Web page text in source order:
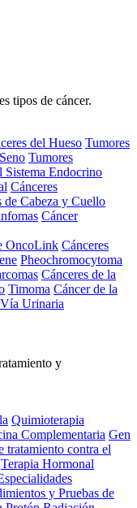
tipos de cáncer.
del Hueso Tumores
Tumores
Sistema Endocrino
Cánceres
de Cabeza y Cuello
Cáncer
OncoLink Cánceres
Pheochromocytoma
Cánceres de la
Timoma Cáncer de la
Urinaria
y
Quimioterapia
Complementaria Gen
tratamiento contra el
Terapia Hormonal
y Pruebas de